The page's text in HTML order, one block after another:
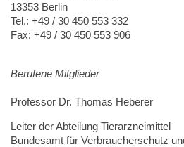
13353 Berlin
Tel.: +49 / 30 450 553 332
Fax: +49 / 30 450 553 906
Berufene Mitglieder
Professor Dr. Thomas Heberer
Leiter der Abteilung Tierarzneimittel
Bundesamt für Verbraucherschutz